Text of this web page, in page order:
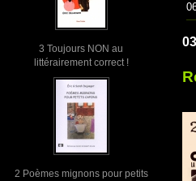
3 Toujours NON au
littérairement correct !
2 Poèmes mignons pour petits